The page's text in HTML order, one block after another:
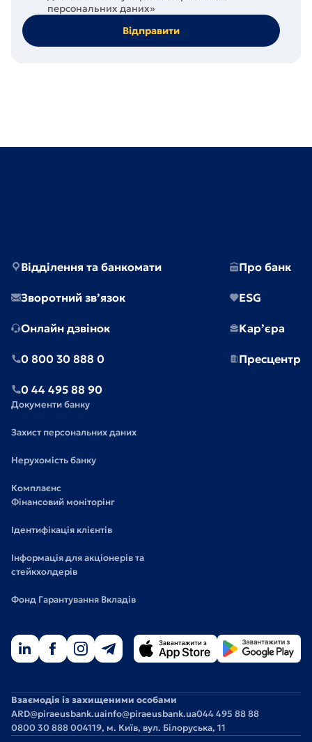
персональних даних»
Відділення та банкомати
Зворотний зв’язок
Онлайн дзвінок
0 800 30 888 0
0 44 495 88 90
Про банк
ESG
Кар’єра
Пресцентр
Документи банку
Захист персональних даних
Нерухомість банку
Комплаєнс
Фінансовий моніторінг
Ідентифікація клієнтів
Інформація для акціонерів та
стейкхолдерів
Фонд Гарантування Вкладів
Взаємодія із захищеними особами
ARD@piraeusbank.uainfo@piraeusbank.ua044 495 88 88
0800 30 888 004119, м. Київ, вул. Білоруська, 11